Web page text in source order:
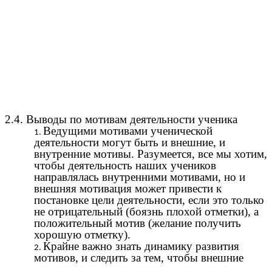
2.4. Выводы по мотивам деятельности ученика
Ведущими мотивами ученической
деятельности могут быть и внешние, и
внутренние мотивы. Разумеется, все мы хотим,
чтобы деятельность наших учеников
направлялась внутренними мотивами, но и
внешняя мотивация может привести к
постановке цели деятельности, если это только
не отрицательный (боязнь плохой отметки), а
положительный мотив (желание получить
хорошую отметку).
Крайне важно знать динамику развития
мотивов, и следить за тем, чтобы внешние